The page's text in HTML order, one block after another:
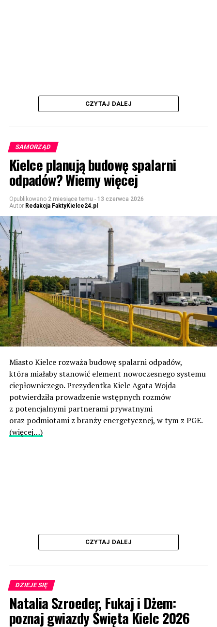
CZYTAJ DALEJ
SAMORZĄD
Kielce planują budowę spalarni
odpadów? Wiemy więcej
Opublikowano 2 miesiące temu - 13 czerwca 2026
Autor Redakcja FaktyKielce24.pl
Miasto Kielce rozważa budowę spalarni odpadów,
która miałaby stanowić element nowoczesnego systemu
ciepłowniczego. Prezydentka Kielc Agata Wojda
potwierdziła prowadzenie wstępnych rozmów
z potencjalnymi partnerami prywatnymi
oraz podmiotami z branży energetycznej, w tym z PGE.
(więcej…)
CZYTAJ DALEJ
DZIEJE SIĘ
Natalia Szroeder, Fukaj i Dżem:
poznaj gwiazdy Święta Kielc 2026